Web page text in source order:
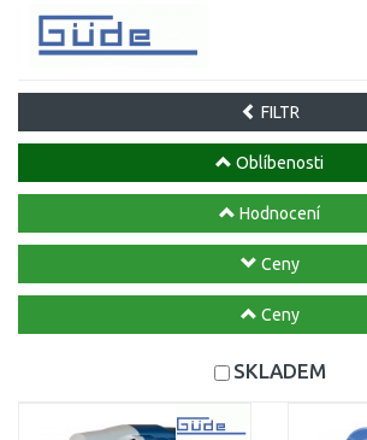
FILTR
Oblíbenosti
Hodnocení
Ceny
Ceny
SKLADEM